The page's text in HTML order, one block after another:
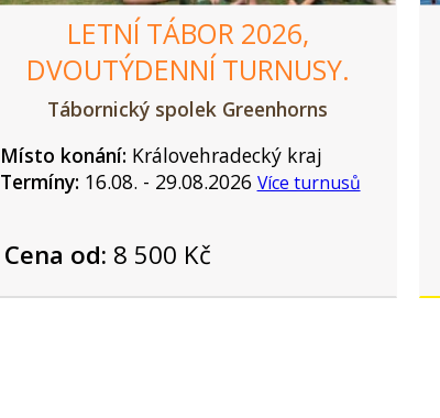
LETNÍ TÁBOR 2026,
DVOUTÝDENNÍ TURNUSY.
Tábornický spolek Greenhorns
Místo konání: Královehradecký kraj
Termíny: 16.08. - 29.08.2026 Více turnusů
Cena od: 8 500 Kč